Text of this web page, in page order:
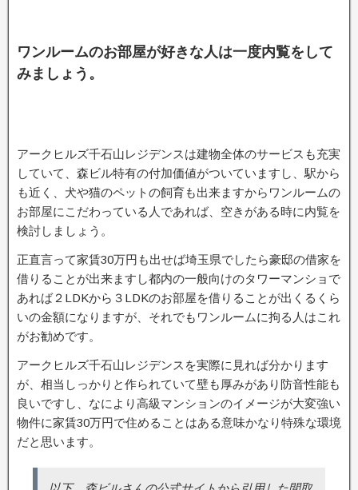
ワンルームのお部屋が好きな人は一度内覧をして
みましょう。
アークヒルズ千石山レジデンスは建物全体のサービスも充実
していて、森ビル特有の付加価値がついていますし、駅から
も近く、犬や猫のペットの飼育も出来ますからワンルームの
お部屋にこだわっている人であれば、空きがある時に内覧を
検討しましょう。
正直言って家賃30万円も出せば埼玉県でしたら豪邸の借家を
借りることが出来ますし都内の一般向けのタワーマンショで
あれば２LDKから３LDKのお部屋を借りることが出くるくら
いの金額になりますが、それでもワンルームに拘る人はこれ
がお勧めです。
アークヒルズ千石山レジデンスを実際に見れば分かります
が、相当しっかりと作られていて壁も厚みがあり防音性能も
良いですし、なにより高級マンションのイメージが大変強い
物件に家賃30万円で住めることはある意味かなり特殊な環境
だと思います。